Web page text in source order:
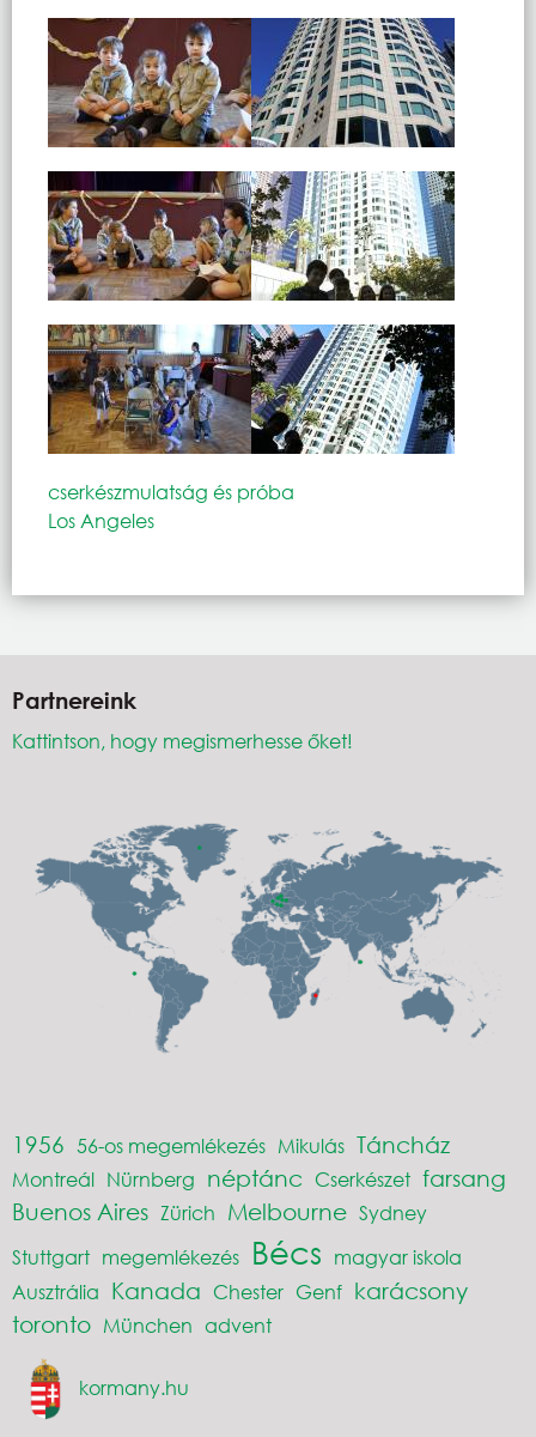
cserkészmulatság és próba
Los Angeles
Partnereink
Kattintson, hogy megismerhesse őket!
1956 56-os megemlékezés Mikulás Táncház
Montreál Nürnberg néptánc Cserkészet farsang
Buenos Aires Zürich Melbourne Sydney
Stuttgart megemlékezés Bécs magyar iskola
Ausztrália Kanada Chester Genf karácsony
toronto München advent
kormany.hu